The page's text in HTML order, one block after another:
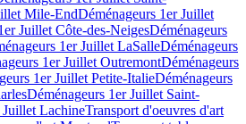
Mile-EndDéménageurs 1er Juillet
Juillet Côte-des-NeigesDéménageurs
1er Juillet LaSalleDéménageurs
1er Juillet OutremontDéménageurs
1er Juillet Petite-ItalieDéménageurs
Déménageurs 1er Juillet Saint-
Juillet LachineTransport d'oeuvres d'art